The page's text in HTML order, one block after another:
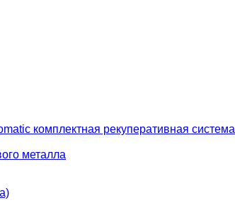
комплектная рекуперативная система
металла